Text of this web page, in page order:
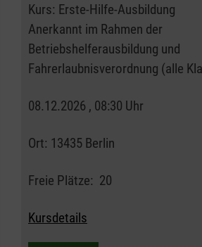
Kurs: Erste-Hilfe-Ausbildung
Anerkannt im Rahmen der
Betriebshelferausbildung und
Fahrerlaubnisverordnung (alle
08.12.2026 , 08:30 Uhr
Ort: 13435 Berlin
Freie Plätze: 20
Kursdetails